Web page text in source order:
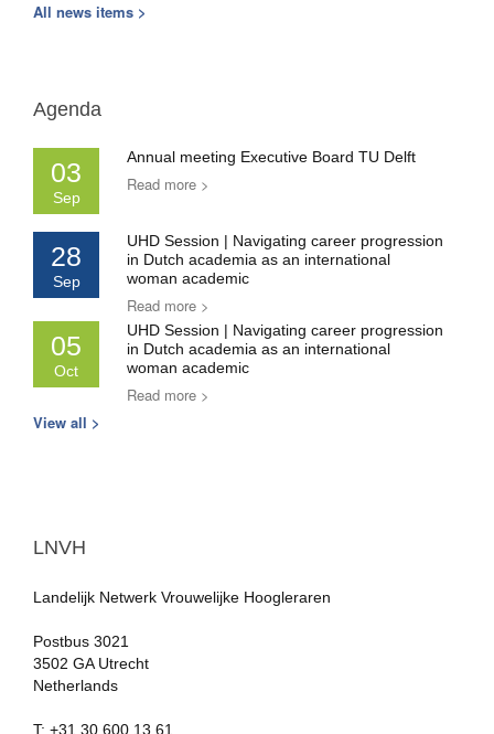
All news items >
Agenda
03
Sep
Annual meeting Executive Board TU Delft
Read more >
28
Sep
UHD Session | Navigating career progression
in Dutch academia as an international
woman academic
Read more >
05
Oct
UHD Session | Navigating career progression
in Dutch academia as an international
woman academic
Read more >
View all >
LNVH
Landelijk Netwerk Vrouwelijke Hoogleraren
Postbus 3021
3502 GA Utrecht
Netherlands
T: +31.30.600 13 61